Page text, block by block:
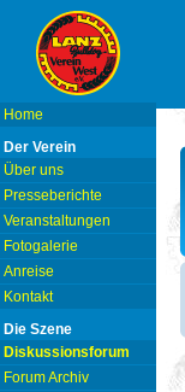
Home
Der Verein
Über uns
Presseberichte
Veranstaltungen
Fotogalerie
Anreise
Kontakt
Die Szene
Diskussionsforum
Forum Archiv